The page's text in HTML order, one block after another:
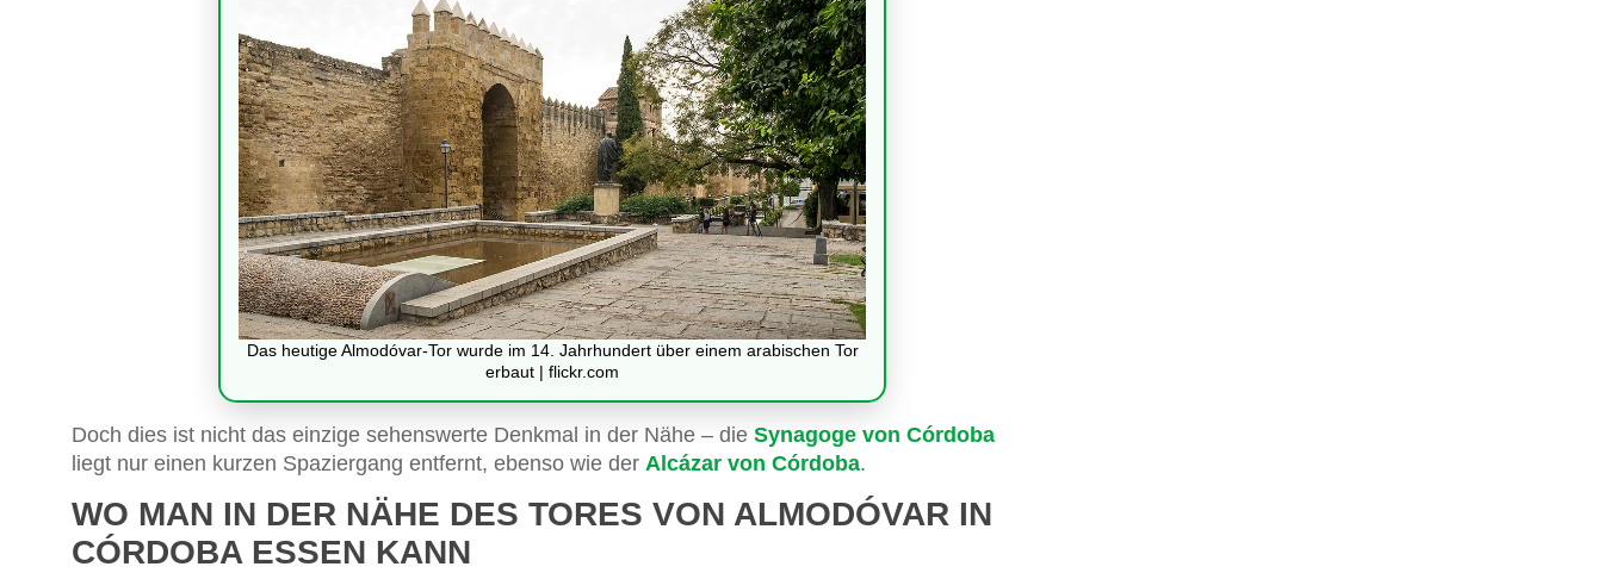
Das heutige Almodóvar-Tor wurde im 14. Jahrhundert über einem arabischen Tor
erbaut | flickr.com
Doch dies ist nicht das einzige sehenswerte Denkmal in der Nähe – die Synagoge von Córdoba
liegt nur einen kurzen Spaziergang entfernt, ebenso wie der Alcázar von Córdoba.
WO MAN IN DER NÄHE DES TORES VON ALMODÓVAR IN
CÓRDOBA ESSEN KANN